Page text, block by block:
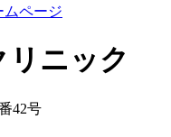
ニック
42号